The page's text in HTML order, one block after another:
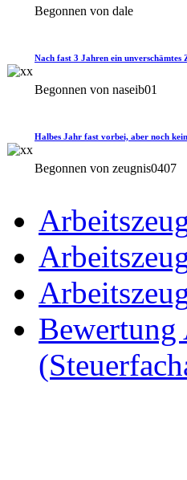
Begonnen von dale
Nach fast 3 Jahren ein unverschämtes
Begonnen von naseib01
Halbes Jahr fast vorbei, aber noch
Begonnen von zeugnis0407
Bewertung